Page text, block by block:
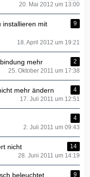
20. Mai 2012 um 13:00
installieren mit
9
18. April 2012 um 19:21
mehr
2
25. Oktober 2011 um 17:38
mehr ändern
4
17. Juli 2011 um 12:51
4
2. Juli 2011 um 09:43
nicht
14
28. Juni 2011 um 14:19
beleuchtet
9